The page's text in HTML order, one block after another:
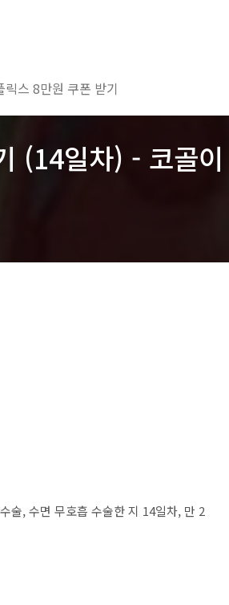
릭스 8만원 쿠폰 받기
(14일차) - 코골
술, 수면 무호흡 수술한 지 14일차, 만 2